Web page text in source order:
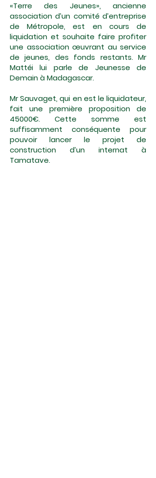
«Terre des Jeunes», ancienne
association d’un comité d’entreprise
de Métropole, est en cours de
liquidation et souhaite faire profiter
une association œuvrant au service
de jeunes, des fonds restants. Mr
Mattéi lui parle de Jeunesse de
Demain à Madagascar.
Mr Sauvaget, qui en est le liquidateur,
fait une première proposition de
45000€. Cette somme est
suffisamment conséquente pour
pouvoir lancer le projet de
construction d’un internat à
Tamatave.